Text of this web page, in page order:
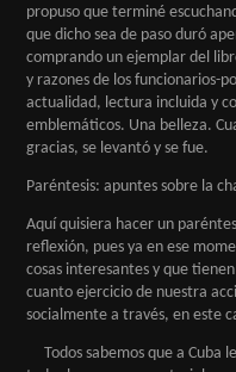
propuso que terminé
que dicho sea de paso duró
comprando un ejemplar del
y razones de los funcionarios-
actualidad, lectura incluida y
emblemáticos. Una belleza.
gracias, se levantó y se fue.
Paréntesis: apuntes sobre la
Aquí quisiera hacer un
reflexión, pues ya en ese
cosas interesantes y que
cuanto ejercicio de nuestra
socialmente a través, en este
Todos sabemos que a Cuba